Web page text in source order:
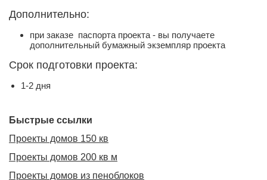
Дополнительно:
при заказе паспорта проекта - вы получаете
дополнительный бумажный экземпляр проекта
Срок подготовки проекта:
1-2 дня
Быстрые ссылки
Проекты домов 150 кв
Проекты домов 200 кв м
Проекты домов из пеноблоков